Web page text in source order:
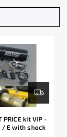
kit VIP -
/ E with shock